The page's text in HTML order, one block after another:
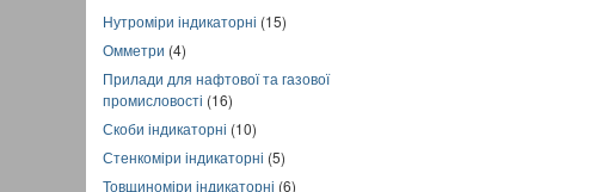
Нутроміри індикаторні (15)
Омметри (4)
Прилади для нафтової та газової
промисловості (16)
Скоби індикаторні (10)
Стенкоміри індикаторні (5)
Товщиноміри індикаторні (6)